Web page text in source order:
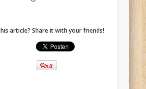
article? Share it with your friends!